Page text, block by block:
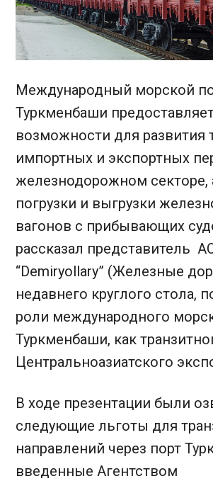
Международный морской
Туркменбаши
возможности для развития
импортных и экспортных
железнодорожном секторе,
погрузки и выгрузки
вагонов с прибывающих
рассказал представитель
“Demiryollary” (Железные
недавнего круглого стола,
роли международного
Туркменбаши, как
Центральноазиатского
В ходе презентации были
следующие льготы для
направлений через порт
введенные Агентством